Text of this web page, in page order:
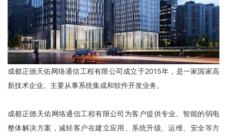
成都正德天佑网络通信工程有限公司成立于2015年，是一家国家高
新技术企业。主要从事系统集成和软件开发业务。
成都正德天佑网络通信工程有限公司为客户提供专业、智能的弱电
整体解决方案，减轻客户在建立应用、系统升级、运维、安全等方